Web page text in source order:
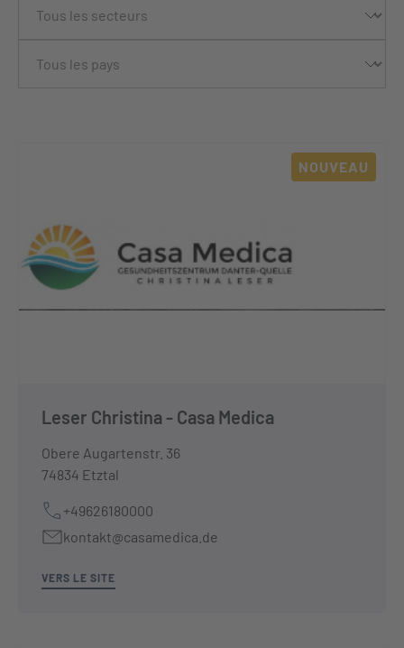
NOUVEAU
Leser Christina - Casa Medica
Obere Augartenstr. 36
74834 Etztal
+49626180000
kontakt@casamedica.de
VERS LE SITE